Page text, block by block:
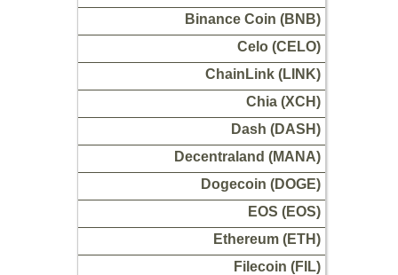
Binance Coin (BNB)
Celo (CELO)
ChainLink (LINK)
Chia (XCH)
Dash (DASH)
Decentraland (MANA)
Dogecoin (DOGE)
EOS (EOS)
Ethereum (ETH)
Filecoin (FIL)